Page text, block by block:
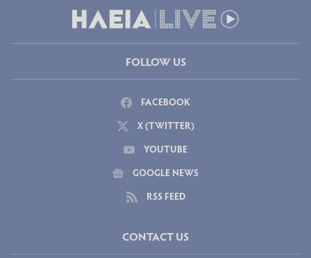
FOLLOW US
FACEBOOK
X (TWITTER)
YOUTUBE
GOOGLE NEWS
RSS FEED
CONTACT US